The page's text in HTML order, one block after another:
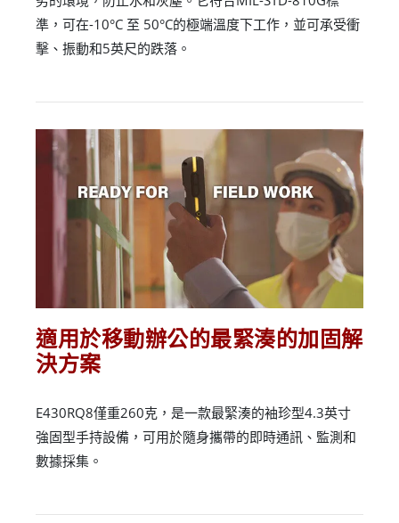
準，可在-10°C 至 50°C的極端溫度下工作，並可承受衝
擊、振動和5英尺的跌落。
適用於移動辦公的最緊湊的加固解
決方案
E430RQ8僅重260克，是一款最緊湊的袖珍型4.3英寸
強固型手持設備，可用於隨身攜帶的即時通訊、監測和
數據採集。